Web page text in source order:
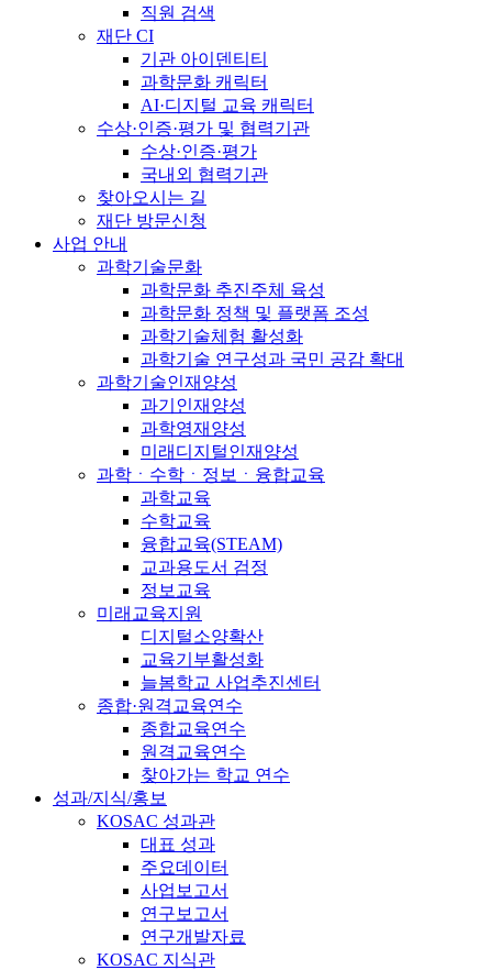
직원 검색
재단 CI
기관 아이덴티티
과학문화 캐릭터
AI·디지털 교육 캐릭터
수상·인증·평가 및 협력기관
수상·인증·평가
국내외 협력기관
찾아오시는 길
재단 방문신청
사업 안내
과학기술문화
과학문화 추진주체 육성
과학문화 정책 및 플랫폼 조성
과학기술체험 활성화
과학기술 연구성과 국민 공감 확대
과학기술인재양성
과기인재양성
과학영재양성
미래디지털인재양성
과학ㆍ수학ㆍ정보ㆍ융합교육
과학교육
수학교육
융합교육(STEAM)
교과용도서 검정
정보교육
미래교육지원
디지털소양확산
교육기부활성화
늘봄학교 사업추진센터
종합·원격교육연수
종합교육연수
원격교육연수
찾아가는 학교 연수
성과/지식/홍보
KOSAC 성과관
대표 성과
주요데이터
사업보고서
연구보고서
연구개발자료
KOSAC 지식관